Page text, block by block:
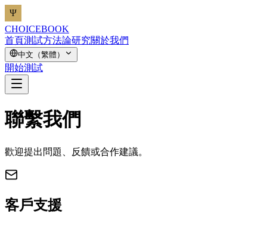
CHOICEBOOK
首頁測試方法論研究關於我們
中文（繁體）
開始測試
聯繫我們
歡迎提出問題、反饋或合作建議。
客戶支援